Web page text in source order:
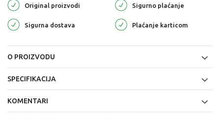
Original proizvodi Sigurno plaćanje
Sigurna dostava Plaćanje karticom
O PROIZVODU
SPECIFIKACIJA
KOMENTARI